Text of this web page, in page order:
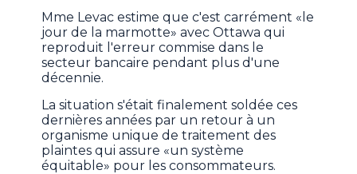
Mme Levac estime que c'est carrément «le
jour de la marmotte» avec Ottawa qui
reproduit l'erreur commise dans le
secteur bancaire pendant plus d'une
décennie.
La situation s'était finalement soldée ces
dernières années par un retour à un
organisme unique de traitement des
plaintes qui assure «un système
équitable» pour les consommateurs.